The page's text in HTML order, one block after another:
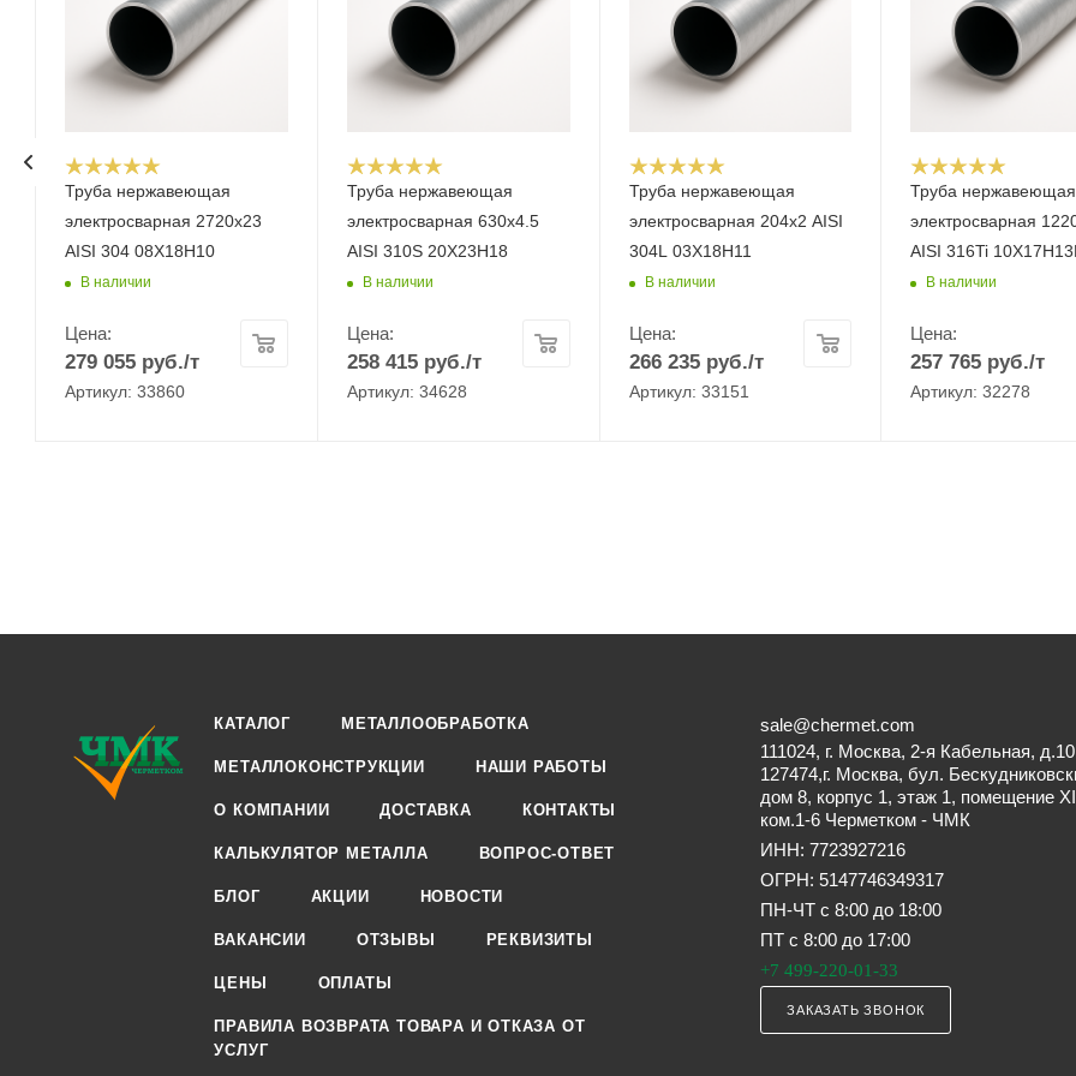
Труба нержавеющая
электросварная 2720х23
AISI 304 08Х18Н10
В наличии
Цена:
279 055 руб./т
Артикул: 33860
Труба нержавеющая
электросварная 630х4.5
AISI 310S 20Х23Н18
В наличии
Цена:
258 415руб./т
Артикул: 34628
Труба нержавеющая
электросварная 204х2 AISI
304L 03Х18Н11
В наличии
Цена:
266 235руб./т
Артикул: 33151
Труба нержавеющая
электросварная
AISI 316Ti
В наличии
Цена:
257 765 руб./т
Артикул: 32278
КАТАЛОГ МЕТАЛЛООБРАБОТКА
МЕТАЛЛОКОНСТРУКЦИИ НАШИ РАБОТЫ
О КОМПАНИИ ДОСТАВКА КОНТАКТЫ
КАЛЬКУЛЯТОР МЕТАЛЛА ВОПРОС-ОТВЕТ
БЛОГ АКЦИИ НОВОСТИ
ВАКАНСИИ ОТЗЫВЫ РЕКВИЗИТЫ
ЦЕНЫ ОПЛАТЫ
ПРАВИЛА ВОЗВРАТА ТОВАРА И ОТКАЗА ОТ
УСЛУГ
sale@chermet.com
111024, г. Москва, 2-я Кабельная, д.10
127474,г. Москва, бул.
дом 8, корпус 1, этаж 1, помещение
ком.1-6 Черметком - ЧМК
ИНН: 7723927216
ОГРН: 5147746349317
ПН-ЧТ с 8:00 до 18:00
ПТ с 8:00 до 17:00
+7 499-220-01-33
ЗАКАЗАТЬ ЗВОНОК